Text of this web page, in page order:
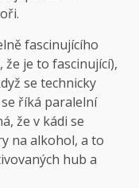
fascinujícího
že je to fascinující),
se technicky
říká paralelní
že v kádi se
na alkohol, a to
hub a